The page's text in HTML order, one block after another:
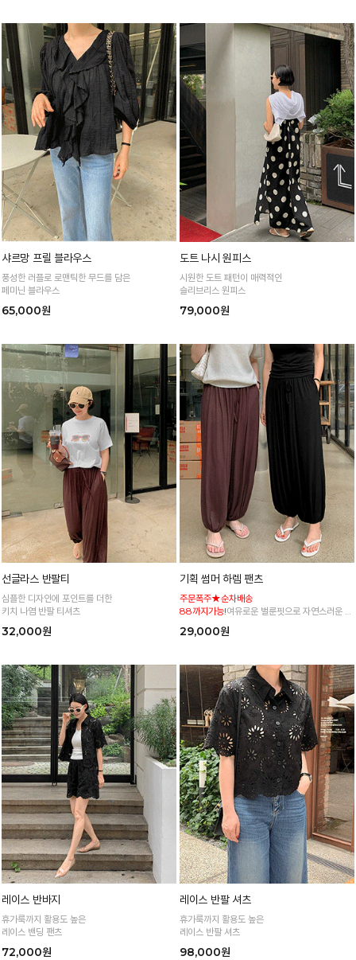
샤르망 프릴 블라우스
풍성한 러플로 로맨틱한 무드를 담은
페미닌 블라우스
65,000원
도트 나시 원피스
시원한 도트 패턴이 매력적인
슬리브리스 원피스
79,000원
선글라스 반팔티
심플한 디자인에 포인트를 더한
키치 나염 반팔 티셔츠
32,000원
기획 썸머 하렘 팬츠
주문폭주★순차배송
88까지가능!여유로운 벌룬핏으로 자연스러운 체
형 커버 허리 전체 밴딩으로 편안한 착용감
29,000원
레이스 반바지
휴가룩까지 활용도 높은
레이스 밴딩 팬츠
72,000원
레이스 반팔 셔츠
휴가룩까지 활용도 높은
레이스 반팔 셔츠
98,000원